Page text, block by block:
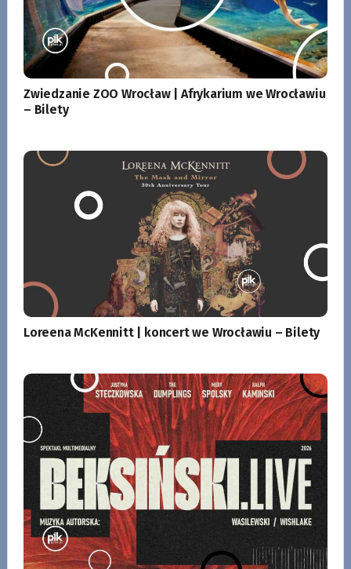
Zwiedzanie ZOO Wrocław | Afrykarium we Wrocławiu
– Bilety
Loreena McKennitt | koncert we Wrocławiu – Bilety